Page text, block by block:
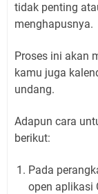
tidak penting
menghapusnya.
Proses ini akan
kamu juga
undang.
Adapun cara
berikut:
Pada
open aplikasi